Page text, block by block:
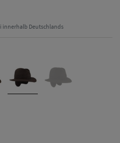
innerhalb Deutschlands